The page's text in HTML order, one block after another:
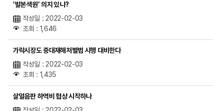
‘발본색원’ 의지 있나?
작성일 : 2022-02-03
조회 : 1,646
가락시장도 중대재해처벌법 시행 대비한다
작성일 : 2022-02-03
조회 : 1,435
살얼음판 하역비 협상 시작하나